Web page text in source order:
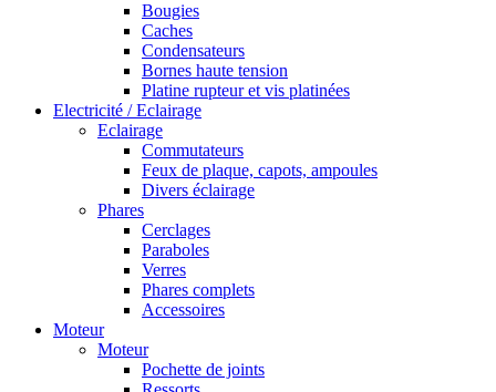
Bougies
Caches
Condensateurs
Bornes haute tension
Platine rupteur et vis platinées
Electricité / Eclairage
Eclairage
Commutateurs
Feux de plaque, capots, ampoules
Divers éclairage
Phares
Cerclages
Paraboles
Verres
Phares complets
Accessoires
Moteur
Moteur
Pochette de joints